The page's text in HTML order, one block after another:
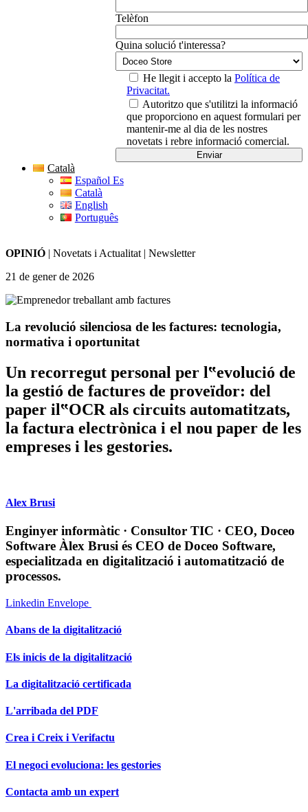
Telèfon
Quina solució t'interessa?
He llegit i accepto la Política de
Privacitat.
Autoritzo que s'utilitzi la informació
que proporciono en aquest formulari per
mantenir-me al dia de les nostres
novetats i rebre informació comercial.
Català
Español Es
Català
English
Português
OPINIÓ | Novetats i Actualitat | Newsletter
21 de gener de 2026
La revolució silenciosa de les factures: tecnologia,
normativa i oportunitat
Un recorregut personal per l‟evolució de
la gestió de factures de proveïdor: del
paper il‟OCR als circuits automatitzats,
la factura electrònica i el nou paper de les
empreses i les gestories.
Alex Brusi
Enginyer informàtic · Consultor TIC · CEO, Doceo
Software Àlex Brusi és CEO de Doceo Software,
especialitzada en digitalització i automatització de
processos.
Linkedin Envelope
Abans de la digitalització
Els inicis de la digitalització
La digitalització certificada
L'arribada del PDF
Crea i Creix i Verifactu
El negoci evoluciona: les gestories
Contacta amb un expert